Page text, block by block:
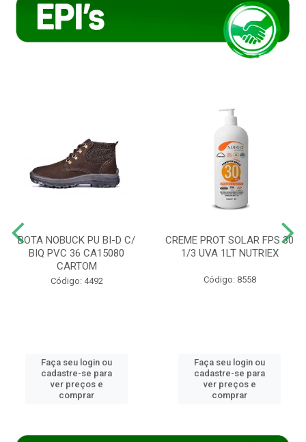
BOTA NOBUCK PU BI-D C/
BIQ PVC 36 CA15080
CARTOM
Código: 4492
Faça seu login ou
cadastre-se para
ver preços e
comprar
CREME PROT SOLAR FPS 30
1/3 UVA 1LT NUTRIEX
Código: 8558
Faça seu login ou
cadastre-se para
ver preços e
comprar